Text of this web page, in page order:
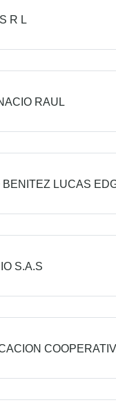
R L
RAUL
LUCAS
S.A.S